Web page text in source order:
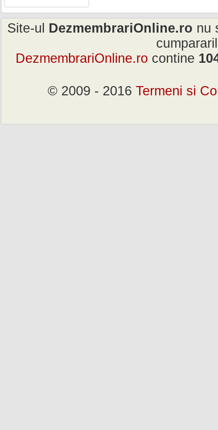
Site-ul DezmembrariOnline.ro nu
DezmembrariOnline.ro contine
© 2009 - 2016 Termeni si